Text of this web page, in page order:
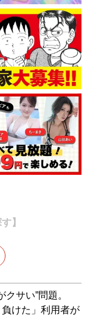
】
サい”問題。
負けた」利用者が